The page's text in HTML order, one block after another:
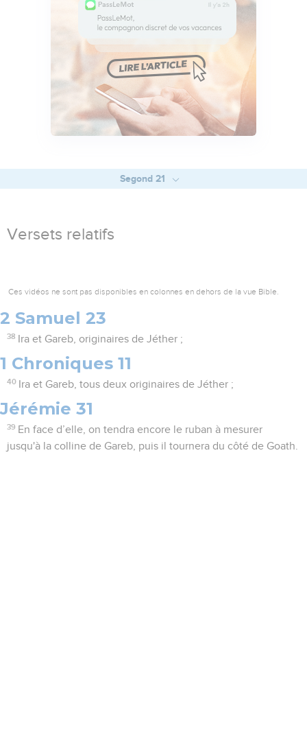
Segond 21
Versets relatifs
Ces vidéos ne sont pas disponibles en colonnes en dehors de la vue Bible.
2 Samuel 23
38 Ira et Gareb, originaires de Jéther ;
1 Chroniques 11
40 Ira et Gareb, tous deux originaires de Jéther ;
Jérémie 31
39 En face d’elle, on tendra encore le ruban à mesurer
jusqu'à la colline de Gareb, puis il tournera du côté de Goath.